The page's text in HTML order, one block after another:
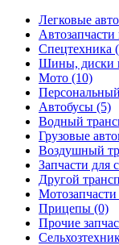
Легковые
Автозапчасти
Спецтехника
Шины, диски
Мото (10)
Автобусы (5)
Водный
Грузовые
Воздушный
Запчасти для
Другой
Прицепы (0)
Прочие